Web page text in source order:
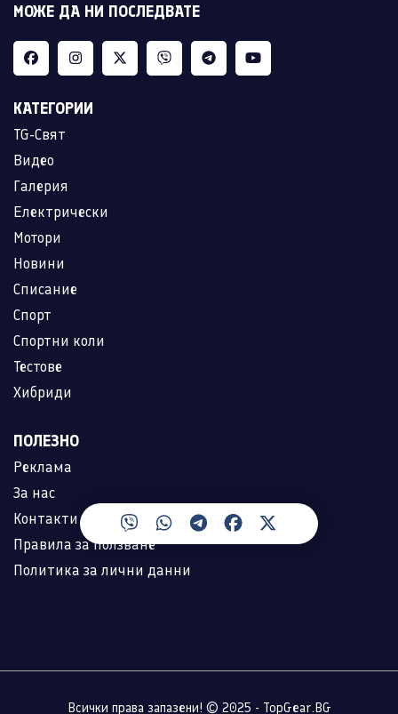
МОЖЕ ДА НИ ПОСЛЕДВАТЕ
КАТЕГОРИИ
TG-Свят
Видео
Галерия
Електрически
Мотори
Новини
Списание
Спорт
Спортни коли
Тестове
Хибриди
ПОЛЕЗНО
Реклама
За нас
Контакти
Правила за ползване
Политика за лични данни
Всички права запазени! © 2025 - TopGear.BG